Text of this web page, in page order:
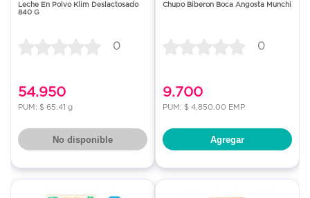
Leche En Polvo Klim Deslactosado
840 G
0
54.950
PUM: $ 65.41 g
No disponible
Chupo Biberon Boca Angosta Munchi
0
9.700
PUM: $ 4,850.00 EMP
Agregar